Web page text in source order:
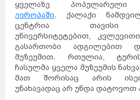
ყველაზე პოპულარული
ევროპაში. ქალაქი
ცენტრია თავისი
უნივერსიტეტებით,
გასართობი ადგილებით
მუზეუმით. რთულია,
ჩასულმა ყველა მუზეუმის
მათ შორისაც არის
უნახავადაც არ უნდა დატოვოთ